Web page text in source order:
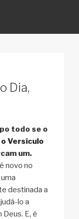
Dia,
todo se o
o Versículo
um.
novo no
destinada a
lo a
E, é